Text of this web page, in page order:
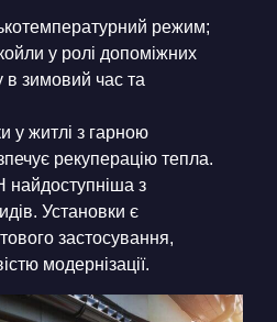
режим;
у ролі допоміжних
в зимовий час та
у житлі з гарною
рекуперацію тепла.
найдоступніша з
Установки є
застосування,
модернізації.